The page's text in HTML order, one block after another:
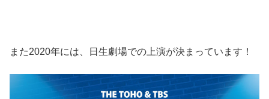
また2020年には、日生劇場での上演が決まっています！